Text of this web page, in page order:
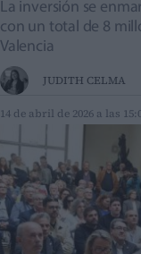
La inversión se
con un total de 8
Valencia
JUDITH CELMA
14 de abril de 2026 a las